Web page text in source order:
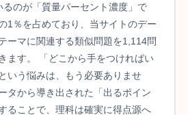
のが「質量パーセント濃度」で
1％を占めており、当サイトのデー
ーマに関連する類似問題を1,114問
ます。 「どこから手をつければい
いう悩みは、もう必要ありませ
タから導き出された「出るポイン
ることで、理科は確実に得点源へ